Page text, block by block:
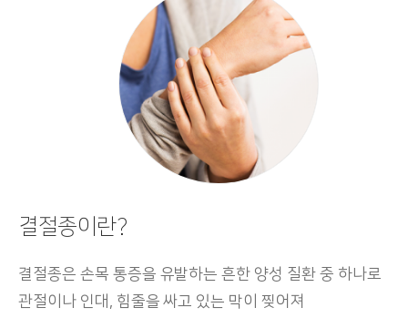
결절종이란?
결절종은 손목 통증을 유발하는 흔한 양성 질환 중 하나로
관절이나 인대, 힘줄을 싸고 있는 막이 찢어져